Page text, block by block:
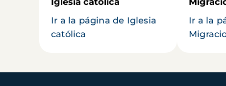
Ir a la página de Iglesia
católica
Ir a la